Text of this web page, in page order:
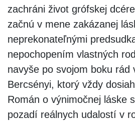
zachráni život grófskej
začnú v mene zakázanej
neprekonateľnými
nepochopením vlastných
navyše po svojom boku rád
Bercsényi, ktorý vždy
Román o výnimočnej láske
pozadí reálnych udalostí v